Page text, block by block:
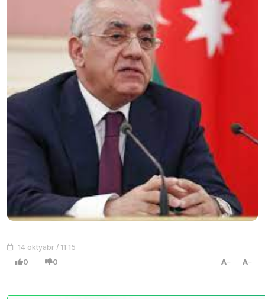
14 oktyabr / 11:15
0 0 A A